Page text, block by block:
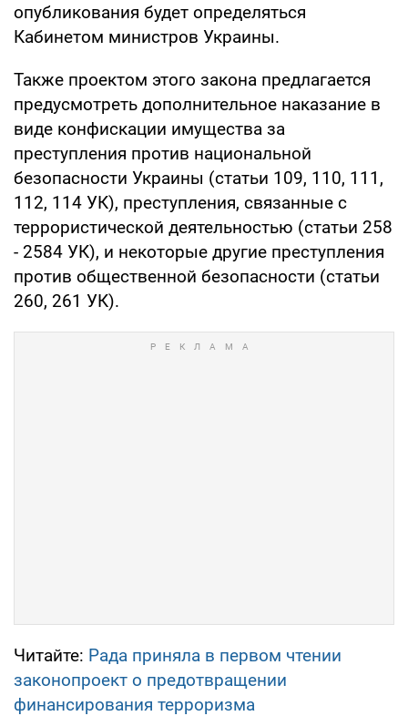
опубликования будет определяться
Кабинетом министров Украины.
Также проектом этого закона предлагается
предусмотреть дополнительное наказание в
виде конфискации имущества за
преступления против национальной
безопасности Украины (статьи 109, 110, 111,
112, 114 УК), преступления, связанные с
террористической деятельностью (статьи 258
- 2584 УК), и некоторые другие преступления
против общественной безопасности (статьи
260, 261 УК).
Читайте: Рада приняла в первом чтении
законопроект о предотвращении
финансирования терроризма